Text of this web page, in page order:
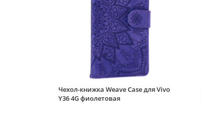
Чехол-книжка Weave Case для Vivo
Y36 4G фиолетовая